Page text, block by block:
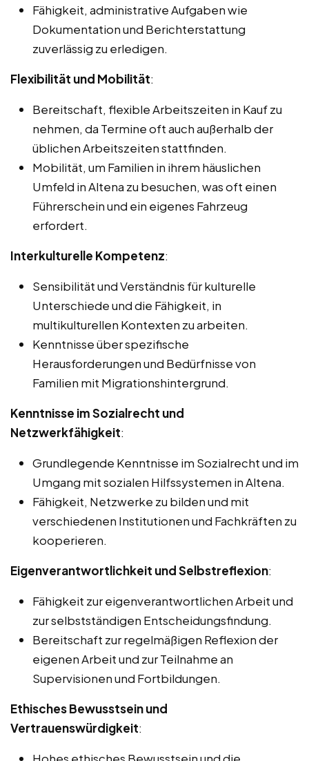
Fähigkeit, administrative Aufgaben wie
Dokumentation und Berichterstattung
zuverlässig zu erledigen.
Flexibilität und Mobilität:
Bereitschaft, flexible Arbeitszeiten in Kauf zu
nehmen, da Termine oft auch außerhalb der
üblichen Arbeitszeiten stattfinden.
Mobilität, um Familien in ihrem häuslichen
Umfeld in Altena zu besuchen, was oft einen
Führerschein und ein eigenes Fahrzeug
erfordert.
Interkulturelle Kompetenz:
Sensibilität und Verständnis für kulturelle
Unterschiede und die Fähigkeit, in
multikulturellen Kontexten zu arbeiten.
Kenntnisse über spezifische
Herausforderungen und Bedürfnisse von
Familien mit Migrationshintergrund.
Kenntnisse im Sozialrecht und
Netzwerkfähigkeit:
Grundlegende Kenntnisse im Sozialrecht und im
Umgang mit sozialen Hilfssystemen in Altena.
Fähigkeit, Netzwerke zu bilden und mit
verschiedenen Institutionen und Fachkräften zu
kooperieren.
Eigenverantwortlichkeit und Selbstreflexion:
Fähigkeit zur eigenverantwortlichen Arbeit und
zur selbstständigen Entscheidungsfindung.
Bereitschaft zur regelmäßigen Reflexion der
eigenen Arbeit und zur Teilnahme an
Supervisionen und Fortbildungen.
Ethisches Bewusstsein und
Vertrauenswürdigkeit: